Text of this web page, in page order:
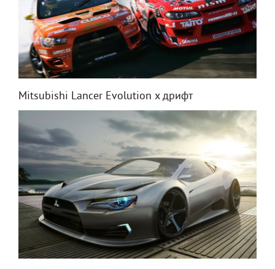
Mitsubishi Lancer Evolution x дрифт